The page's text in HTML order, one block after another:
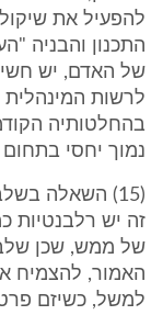
להפעיל את
התכנון והבניה
של האדם, יש
לרשות
בהחלטותיה
נמוך יחסי בתחום
(15) השאלה
זה יש רלבנטיות
של ממש, שכן שלב
האמור, להצמיח
למשל, כשיזם